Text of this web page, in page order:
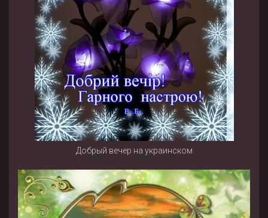
Добрый вечер на украинском